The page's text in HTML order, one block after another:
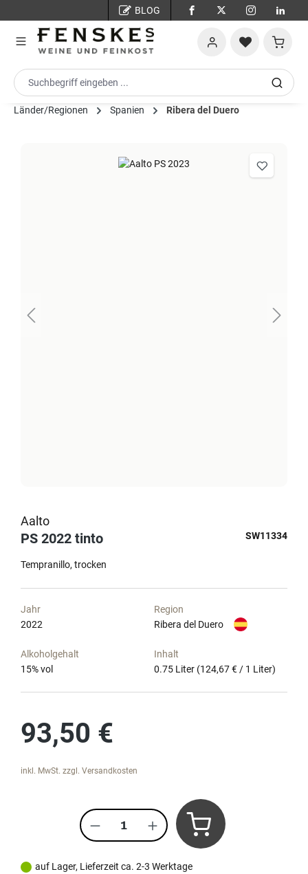
BLOG
Länder/Regionen Spanien Ribera del Duero
Aalto
PS 2022 tinto SW11334
Tempranillo trocken
Jahr
2022
Region
Ribera del Duero
Alkoholgehalt
15% vol
Inhalt
0.75 Liter (124,67 € / 1 Liter)
93,50 €
inkl. MwSt. zzgl. Versandkosten
Produkt Anzahl: Gib den
auf Lager, Lieferzeit ca. 2-3 Werktage